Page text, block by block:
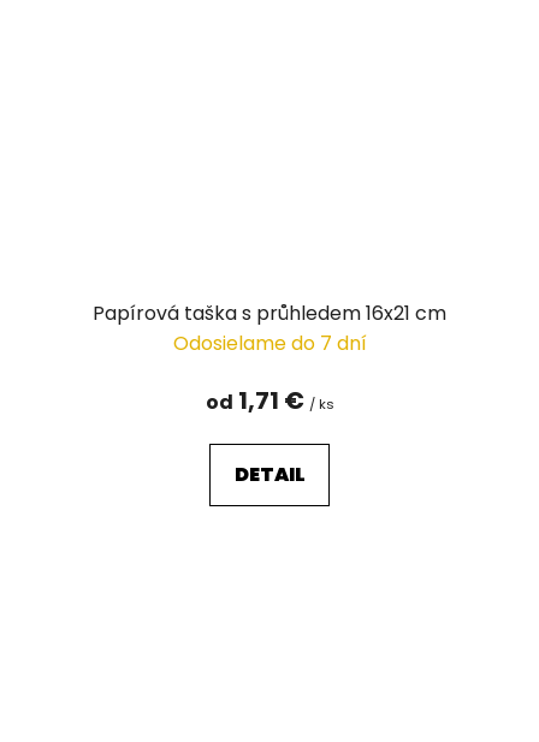
Papírová taška s průhledem 16x21 cm
Odosielame do 7 dní
od 1,71 € / ks
DETAIL